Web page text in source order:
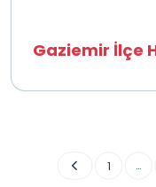
Gaziemir İlçe
1 ...